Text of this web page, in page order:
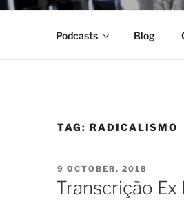
Podcasts Blog
TAG: RADICALISMO
POSTED
ON
9 OCTOBER, 2018
Transcrição